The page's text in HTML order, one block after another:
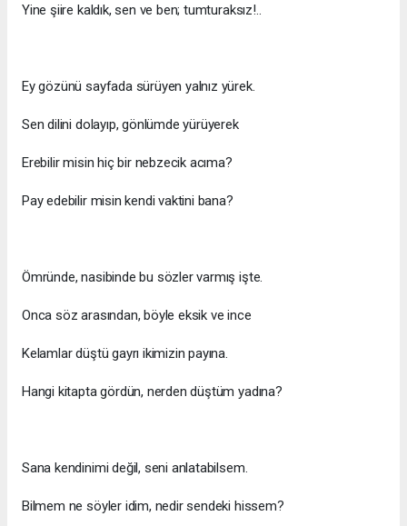
Yine şiire kaldık, sen ve ben; tumturaksız!..
Ey gözünü sayfada sürüyen yalnız yürek.
Sen dilini dolayıp, gönlümde yürüyerek
Erebilir misin hiç bir nebzecik acıma?
Pay edebilir misin kendi vaktini bana?
Ömründe, nasibinde bu sözler varmış işte.
Onca söz arasından, böyle eksik ve ince
Kelamlar düştü gayrı ikimizin payına.
Hangi kitapta gördün, nerden düştüm yadına?
Sana kendinimi değil, seni anlatabilsem.
Bilmem ne söyler idim, nedir sendeki hissem?